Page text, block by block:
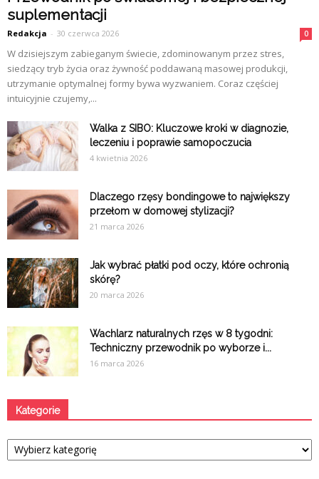
suplementacji
Redakcja - 30 czerwca 2026 0
W dzisiejszym zabieganym świecie, zdominowanym przez stres,
siedzący tryb życia oraz żywność poddawaną masowej produkcji,
utrzymanie optymalnej formy bywa wyzwaniem. Coraz częściej
intuicyjnie czujemy,...
Walka z SIBO: Kluczowe kroki w diagnozie,
leczeniu i poprawie samopoczucia
4 kwietnia 2026
Dlaczego rzęsy bondingowe to największy
przełom w domowej stylizacji?
21 marca 2026
Jak wybrać płatki pod oczy, które ochronią
skórę?
20 marca 2026
Wachlarz naturalnych rzęs w 8 tygodni:
Techniczny przewodnik po wyborze i...
16 marca 2026
Kategorie
Kategorie